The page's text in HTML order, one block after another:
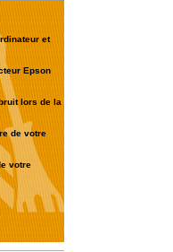
et
Epson
lors de la
de votre
votre